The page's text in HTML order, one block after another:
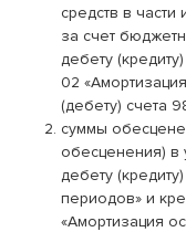
средств в
за счет
дебету
02
(дебету) счета
суммы
обесценения) в
дебету
периодов» и
«Амортизация